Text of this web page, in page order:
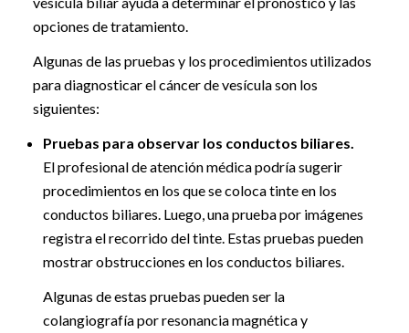
opciones de tratamiento.
Algunas de las pruebas y los procedimientos utilizados
para diagnosticar el cáncer de vesícula son los
siguientes:
Pruebas para observar los conductos biliares.
El profesional de atención médica podría sugerir
procedimientos en los que se coloca tinte en los
conductos biliares. Luego, una prueba por imágenes
registra el recorrido del tinte. Estas pruebas pueden
mostrar obstrucciones en los conductos biliares.
Algunas de estas pruebas pueden ser la
colangiografía por resonancia magnética y